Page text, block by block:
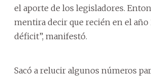
el aporte de los legisladores.
mentira decir que recién en el año
déficit”, manifestó.
Sacó a relucir algunos números